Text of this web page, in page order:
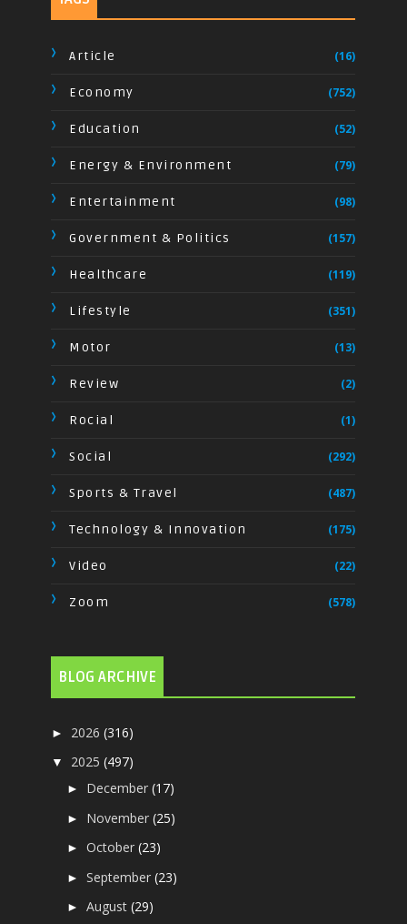
Article (16)
Economy (752)
Education (52)
Energy & Environment (79)
Entertainment (98)
Government & Politics (157)
Healthcare (119)
Lifestyle (351)
Motor (13)
Review (2)
Rocial (1)
Social (292)
Sports & Travel (487)
Technology & Innovation (175)
Video (22)
Zoom (578)
BLOG ARCHIVE
► 2026(316)
▼ 2025(497)
► December(17)
► November(25)
►October(23)
►September(23)
►August(29)